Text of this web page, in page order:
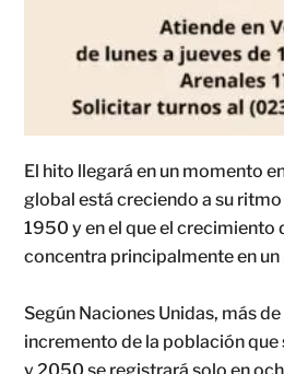
El hito llegará en un momento
global está creciendo a su
1950 y en el que el crecimiento
concentra principalmente en un
Según Naciones Unidas, más
incremento de la población que